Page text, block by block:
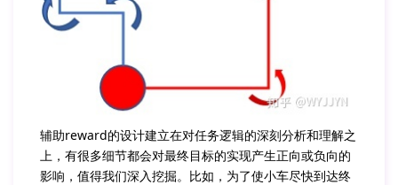
辅助reward的设计建立在对任务逻辑的深刻分析和理解之
上，有很多细节都会对最终目标的实现产生正向或负向的
影响，值得我们深入挖掘。比如，为了使小车尽快到达终